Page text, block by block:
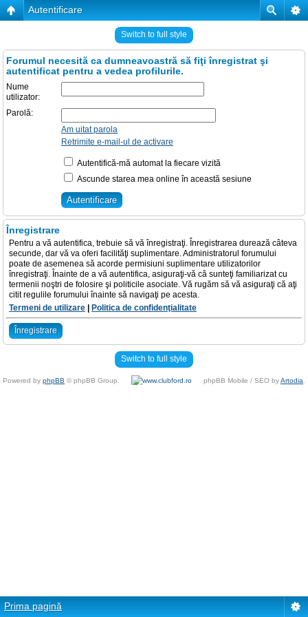
Autentificare
Switch to full style
Forumul necesită ca dumneavoastră să fiţi înregistrat şi
autentificat pentru a vedea profilurile.
Nume
utilizator:
Parolă:
Am uitat parola
Retrimite e-mail-ul de activare
Autentifică-mă automat la fiecare vizită
Ascunde starea mea online în această sesiune
Înregistrare
Pentru a vă autentifica, trebuie să vă înregistraţi. Înregistrarea durează câteva
secunde, dar vă va oferi facilităţi suplimentare. Administratorul forumului
poate de asemenea să acorde permisiuni suplimentare utilizatorilor
înregistraţi. Înainte de a vă autentifica, asiguraţi-vă că sunteţi familiarizat cu
termenii noştri de folosire şi politicile asociate. Vă rugăm să vă asiguraţi că aţi
citit regulile forumului înainte să navigaţi pe acesta.
Termeni de utilizare
Politica de confidenţialitate
Înregistrare
Switch to full style
Powered by phpBB © phpBB Group. phpBB Mobile / SEO byArtodia
Prima pagină